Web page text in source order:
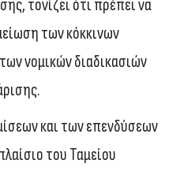
τονίζει ότι πρέπει να
των κόκκινων
νομικών διαδικασιών
και των επενδύσεων
του Ταμείου